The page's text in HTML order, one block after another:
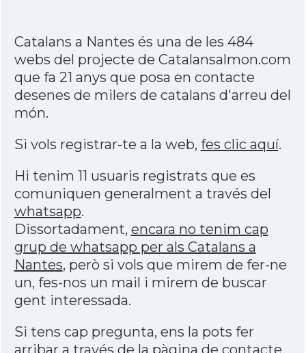
Catalans a Nantes és una de les 484
webs del projecte de Catalansalmon.com
que fa 21 anys que posa en contacte
desenes de milers de catalans d'arreu del
món.
Si vols registrar-te a la web, fes clic aquí.
Hi tenim 11 usuaris registrats que es
comuniquen generalment a través del
whatsapp.
Dissortadament, encara no tenim cap
grup de whatsapp per als Catalans a
Nantes, però si vols que mirem de fer-ne
un, fes-nos un mail i mirem de buscar
gent interessada.
Si tens cap pregunta, ens la pots fer
arribar a través de la pàgina de contacte.